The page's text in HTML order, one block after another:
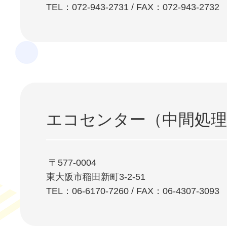
TEL：072-943-2731 / FAX：072-943-2732
エコセンター（中間処
⁩ 〒577-0004
東大阪市稲田新町3-2-51
TEL：06-6170-7260 / FAX：06-4307-3093